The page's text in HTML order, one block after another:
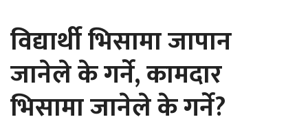
विद्यार्थी भिसामा जापान
जानेले के गर्ने, कामदार
भिसामा जानेले के गर्ने?